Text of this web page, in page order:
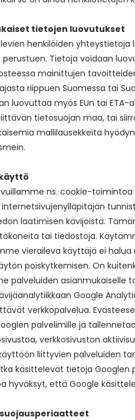
tietojen luovutukset
henkilöiden
Tietoja voidaan
mainittujen
riippuen Suomessa tai
luovuttaa myös EUn tai
tietosuojan maa, tai
mallilausekkeita
ns. cookie-
laatimisen kävijöistä.
tai tiedostoja.
vieraileva käyttäjä ei
poiskytkemisen. On
palveluiden asianmukaiselle
Google
verkkopalvelua.
palvelimille ja
verkkosivuston
liittyvien palveluiden
käsittelevät tietoja
hyväksyt, että Google